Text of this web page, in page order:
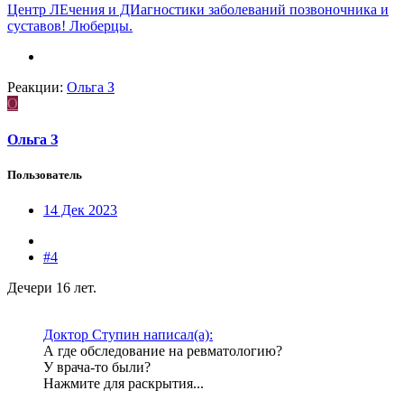
Центр ЛЕчения и ДИагностики заболеваний позвоночника и
суставов! Люберцы.
Реакции: Ольга З
О
Ольга З
Пользователь
14 Дек 2023
#4
Дечери 16 лет.
Доктор Ступин написал(а):
А где обследование на ревматологию?
У врача-то были?
Нажмите для раскрытия...